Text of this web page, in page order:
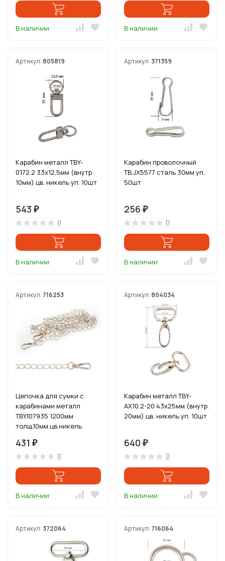
В наличии В наличии
Артикул: 805819
Карабин металл TBY-
0172.2 33х12,5мм (внутр.
10мм) цв. никель уп. 10шт
543 ₽
0
В наличии
Артикул: 371359
Карабин проволочный
ТВ.JX5577 сталь 30мм уп.
50шт
256 ₽
0
В наличии
Артикул: 716253
Цепочка для сумки с
карабинами металл
TBY.107935 1200мм
толщ.10мм цв.никель
431 ₽
0
В наличии
Артикул: 804034
Карабин металл TBY-
AX10.2-20 43х25мм (внутр.
20мм) цв. никель уп. 10шт
640 ₽
0
В наличии
Артикул: 372064 Артикул: 716064